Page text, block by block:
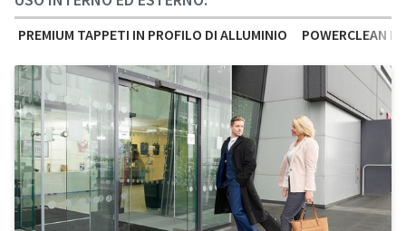
PREMIUM TAPPETI IN PROFILO DI ALLUMINIO POWERCLEAN